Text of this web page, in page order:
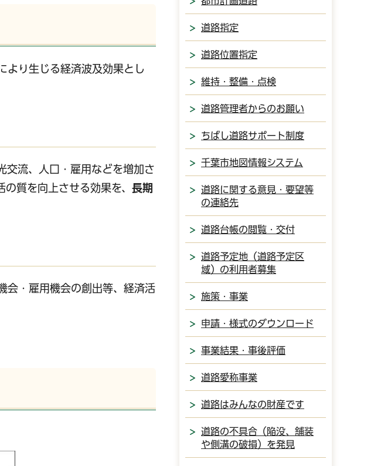
より生じる経済波及効果とし
交流、人口・雇用などを増加さ
質を向上させる効果を、 長期
会・雇用機会の創出等、経済活
道路指定
道路位置指定
維持・整備・点検
道路管理者からのお願い
ちばし道路サポート制度
千葉市地図情報システム
道路に関する意見・要望等
の連絡先
道路台帳の閲覧・交付
道路予定地（道路予定区
域）の利用者募集
施策・事業
申請・様式のダウンロード
事業結果・事後評価
道路愛称事業
道路はみんなの財産です
道路の不具合（陥没、舗装
や側溝の破損）を発見